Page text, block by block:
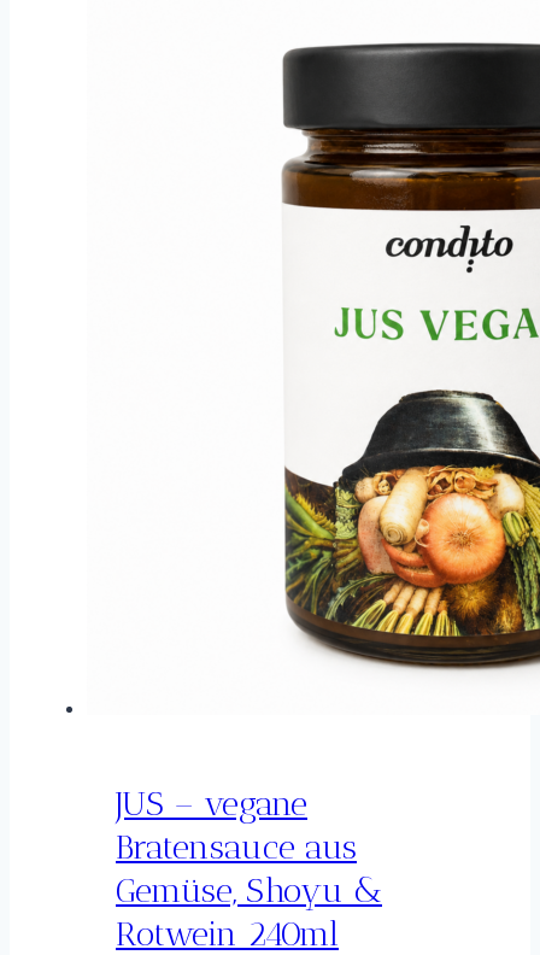
JUS – vegane
Bratensauce aus
Gemüse, Shoyu &
Rotwein 240ml